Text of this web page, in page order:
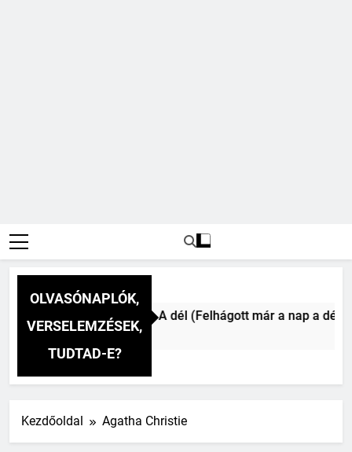
OLVASÓNAPLÓK,
VERSELEMZÉSEK,
TUDTAD-E?
Csokonai Vitéz Mihály: A dél (Felhágott már a nap a dél
4 Óra Ezelőtt
Kezdőoldal Agatha Christie